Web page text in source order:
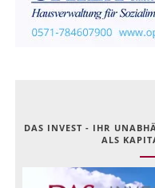
DAS INVEST - IHR
ALS